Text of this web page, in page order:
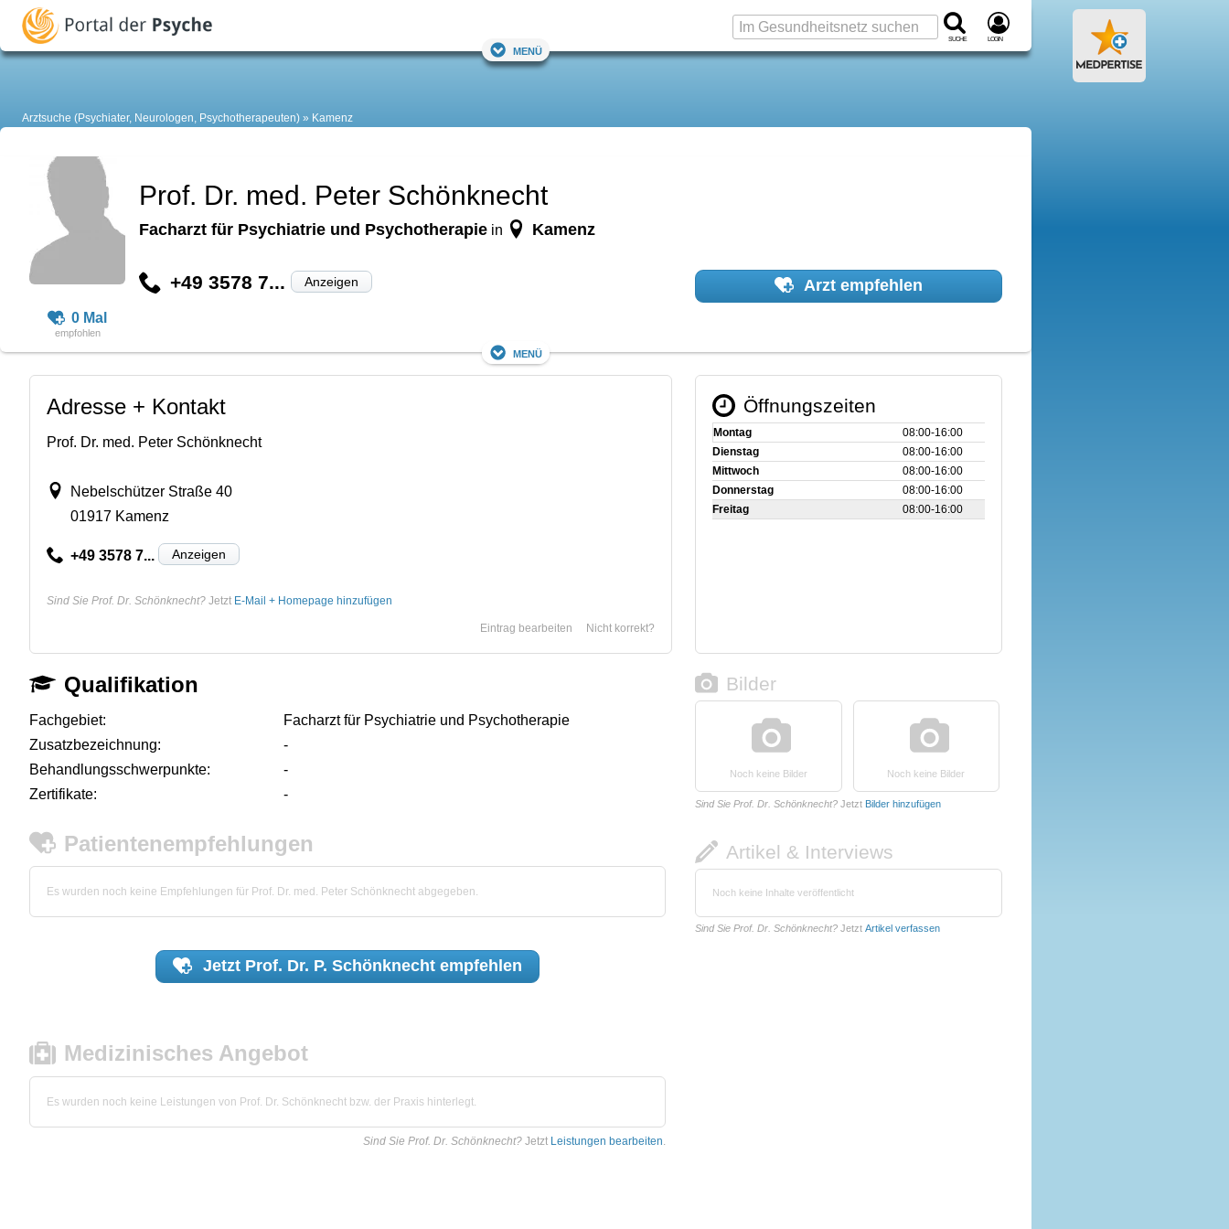
Suche Login
Menü
Arztsuche (Psychiater, Neurologen, Psychotherapeuten) Kamenz
0 Mal
Prof. Dr. med. Peter Schönknecht
Facharzt für Psychiatrie und Psychotherapie in Kamenz
+49 3578 7... Anzeigen Arzt empfehlen
Menü
Adresse + Kontakt
Prof. Dr. med. Peter Schönknecht
Nebelschützer Straße 40
01917 Kamenz
+49 3578 7... Anzeigen
Sind Sie Prof. Dr. Schönknecht? Jetzt E-Mail + Homepage hinzufügen
Nicht korrekt?
Eintrag bearbeiten
Öffnungszeiten
Montag
08:00‑16:00
Dienstag
08:00‑16:00
Mittwoch
08:00‑16:00
Donnerstag
08:00‑16:00
Freitag
08:00‑16:00
Qualifikation
Fachgebiet:
Facharzt für Psychiatrie und Psychotherapie
Zusatzbezeichnung:
-
Behandlungsschwerpunkte:
-
Zertifikate:
-
Patientenempfehlungen
Es wurden noch keine Empfehlungen für Prof. Dr. med. Peter Schönknecht abgegeben.
Jetzt Prof. Dr. P. Schönknecht empfehlen
Medizinisches Angebot
Es wurden noch keine Leistungen von Prof. Dr. Schönknecht bzw. der Praxis hinterlegt.
Sind Sie Prof. Dr. Schönknecht? Jetzt Leistungen bearbeiten.
Bilder
Noch keine Bilder Noch keine Bilder
Sind Sie Prof. Dr. Schönknecht? Jetzt Bilder hinzufügen
Artikel & Interviews
Noch keine Inhalte veröffentlicht
Sind Sie Prof. Dr. Schönknecht? Jetzt Artikel verfassen